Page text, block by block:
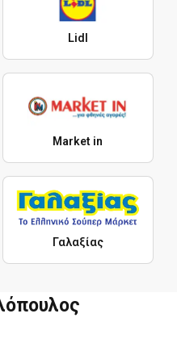
Lidl
Market in
Γαλαξίας